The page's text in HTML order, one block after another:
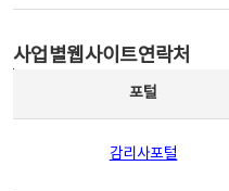
사업별웹사이트연락처
포털
감리사포털